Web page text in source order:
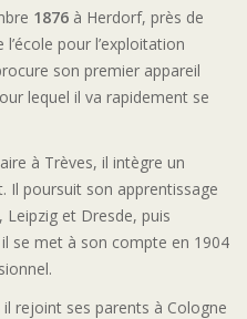
1876 à Herdorf, près de
l’école pour l’exploitation
son premier appareil
lequel il va rapidement se
à Trèves, il intègre un
Il poursuit son apprentissage
Leipzig et Dresde, puis
se met à son compte en 1904
rejoint ses parents à Cologne